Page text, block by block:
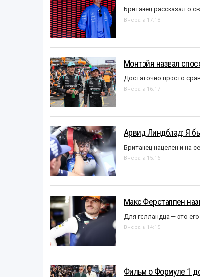
Британец рассказал о
Вчера в 17:18
Монтойя назвал
Достаточно просто
Вчера в 16:17
Арвид Линдблад: Я
Британец нацелен и на
Вчера в 15:16
Макс Ферстаппен
Для голландца — это
Вчера в 14:15
Фильм о Формуле 1